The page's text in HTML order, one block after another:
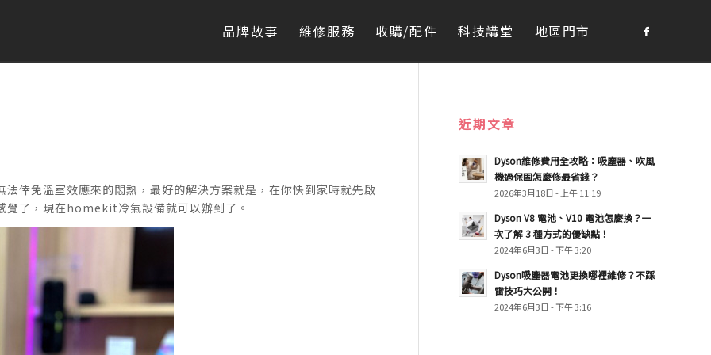
品牌故事 維修服務 收購/配件 科技講堂 地區門市
倖免溫室效應來的悶熱，最好的解決方案就是，在你快到家時就先啟
覺了，現在homekit冷氣設備就可以辦到了。
近期文章
Dyson維修費用全攻略：吸塵器、吹風
機過保固怎麼修最省錢？
2026年3月18日 - 上午 11:19
Dyson V8 電池、V10 電池怎麼換？一
次了解 3 種方式的優缺點！
2024年6月3日 - 下午 3:20
Dyson吸塵器電池更換哪裡維修？不踩
雷技巧大公開！
2024年6月3日 - 下午 3:16